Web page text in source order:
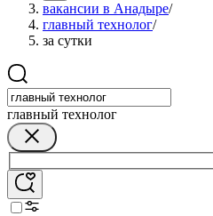
вакансии в Анадыре/
главный технолог/
за сутки
главный технолог